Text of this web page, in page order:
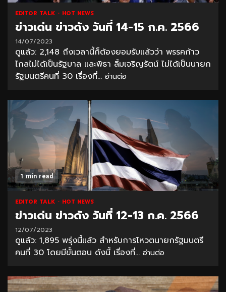
EDITOR TALK HOT NEWS
ข่าวเด่น ข่าวดัง วันที่ 14-15 ก.ค. 2566
14/07/2023
ดูแล้ว: 2,148 ถึงเวลานี้ก็ต้องยอมรับแล้วว่า พรรคก้าว
ไกลไม่ได้เป็นรัฐบาล และพิธา ลิ้มเจริญรัตน์ ไม่ได้เป็นนายก
รัฐมนตรีคนที่ 30 เรื่องที่... อ่านต่อ
1 min read
EDITOR TALK HOT NEWS
ข่าวเด่น ข่าวดัง วันที่ 12-13 ก.ค. 2566
12/07/2023
ดูแล้ว: 1,895 พรุ่งนี้แล้ว สำหรับการโหวตนายกรัฐมนตรี
คนที่ 30 โดยมีขั้นตอน ดังนี้ เรื่องที่... อ่านต่อ